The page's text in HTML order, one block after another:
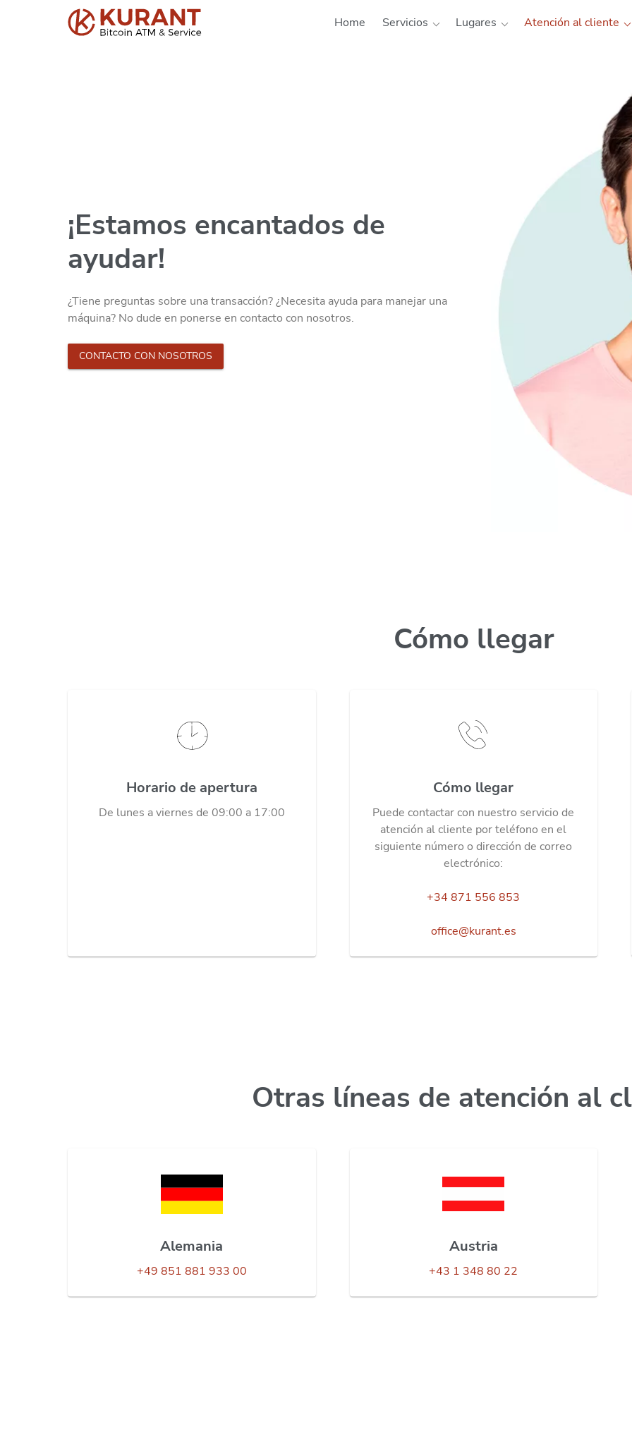
Home Servicios Lugares Atención al cliente
Deutschland
Cada país tiene
reglamentaciones.
país en el que
automáticos.
¡Estamos encantados de
ayudar!
¿Tiene preguntas sobre una transacción? ¿Necesita ayuda para manejar una
máquina? No dude en ponerse en contacto con nosotros.
CONTACTO CON NOSOTROS
Cómo llegar
Horario de apertura
De lunes a viernes de 09:00 a 17:00
Cómo llegar
Puede contactar con nuestro servicio de
atención al cliente por teléfono en el
siguiente número o dirección de correo
electrónico:
+34 871 556 853
office@kurant.es
Otras líneas de atención al
Alemania
+49 851 881 933 00
Austria
+43 1 348 80 22